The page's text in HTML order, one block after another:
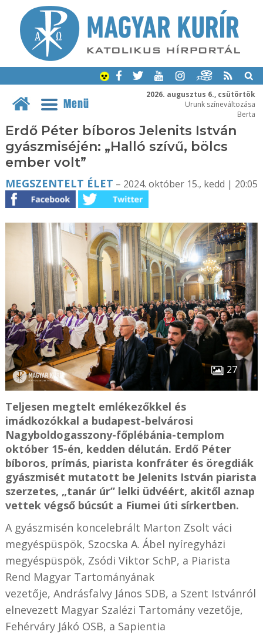
2026. augusztus 6., csütörtök
Urunk színeváltozása
Berta
Menü
Erdő Péter bíboros Jelenits István
gyászmiséjén: „Halló szívű, bölcs
ember volt”
MEGSZENTELT ÉLET – 2024. október 15., kedd | 20:05
27
Teljesen megtelt emlékezőkkel és
imádkozókkal a budapest-belvárosi
Nagyboldogasszony-főplébánia-templom
október 15-én, kedden délután. Erdő Péter
bíboros, prímás, piarista konfráter és öregdiák
gyászmisét mutatott be Jelenits István piarista
szerzetes, „tanár úr” lelki üdvéért, akitől aznap
vettek végső búcsút a Fiumei úti sírkertben.
A gyászmisén koncelebrált Marton Zsolt váci
megyéspüspök, Szocska A. Ábel nyíregyházi
megyéspüspök, Zsódi Viktor SchP, a Piarista
Rend Magyar Tartományának
vezetője, Andrásfalvy János SDB, a Szent Istvánról
elnevezett Magyar Szalézi Tartomány vezetője,
Fehérváry Jákó OSB, a Sapientia